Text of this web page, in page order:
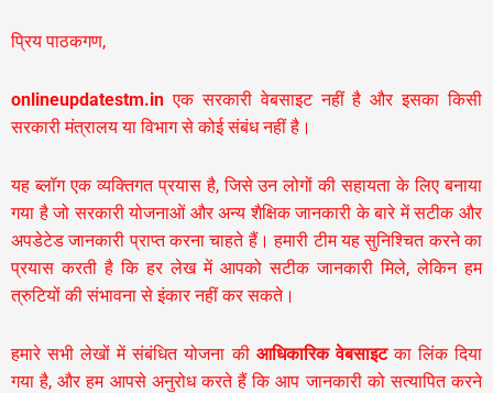
प्रिय पाठकगण,
onlineupdatestm.in एक सरकारी वेबसाइट नहीं है और इसका किसी
सरकारी मंत्रालय या विभाग से कोई संबंध नहीं है।
यह ब्लॉग एक व्यक्तिगत प्रयास है, जिसे उन लोगों की सहायता के लिए बनाया
गया है जो सरकारी योजनाओं और अन्य शैक्षिक जानकारी के बारे में सटीक और
अपडेटेड जानकारी प्राप्त करना चाहते हैं। हमारी टीम यह सुनिश्चित करने का
प्रयास करती है कि हर लेख में आपको सटीक जानकारी मिले, लेकिन हम
त्रुटियों की संभावना से इंकार नहीं कर सकते।
हमारे सभी लेखों में संबंधित योजना की आधिकारिक वेबसाइटका लिंक दिया
गया है, और हम आपसे अनुरोध करते हैं कि आप जानकारी को सत्यापित करने